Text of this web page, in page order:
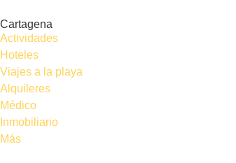
Cartagena
Actividades
Hoteles
Viajes a la playa
Alquileres
Médico
Inmobiliario
Más